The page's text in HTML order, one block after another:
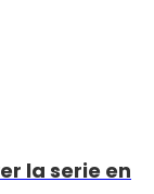
la serie en